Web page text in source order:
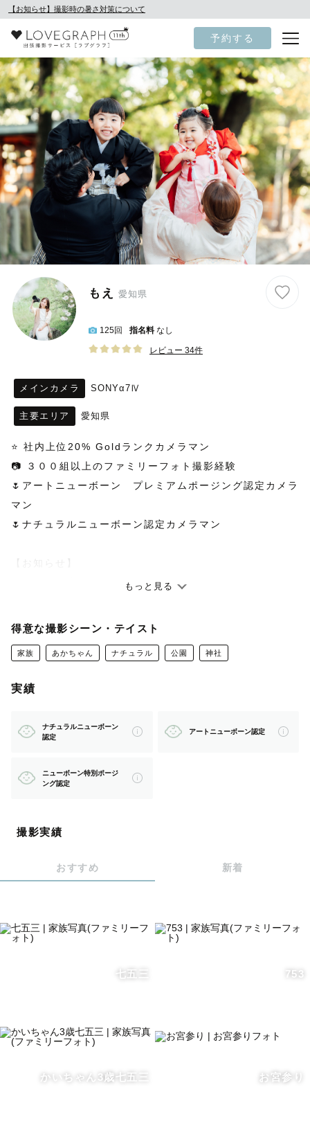
【お知らせ】撮影時の暑さ対策について
予約する
もえ 愛知県
125回 指名料 なし
レビュー 34件
メインカメラ SONYα7Ⅳ
主要エリア 愛知県
⭐️ 社内上位20% Goldランクカメラマン
📷 ３００組以上のファミリーフォト撮影経験
🌷アートニューボーン　プレミアムポージング認定カメラ
マン
🌷ナチュラルニューボーン認定カメラマン
平日のみ対応可能です。
せて頂いたLINEやメールからお問い合わせをお願いしま
アートニューボーンは指名料かかりません！
写真と子どもが大好きなフォトグラファーのもえです。
ています。
ご依頼の際、もえをご指名頂いた際には納品７５枚〜のと
通話）にて相談や打ち合わせ対応可能です。
お写真をお届けします。
ファミリー、マタニティ、ニューボーン、ウェディング、
もっと見る
得意な撮影シーン・テイスト
家族 あかちゃん ナチュラル 公園 神社
実績
ナチュラルニューボーン
認定
アートニューボーン認定
ニューボーン特別ポージ
ング認定
撮影実績
おすすめ 新着
七五三 753
かいちゃん3歳七五三 お宮参り